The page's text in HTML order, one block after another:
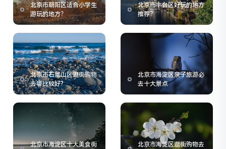
北京市朝阳区适合小学生
游玩的地方？
北京市丰台区好玩的地方
推荐？
北京市石景山区逛街购物
去哪比较好?
北京市海淀区亲子旅游必
去十大景点
北京市海淀区十大美食街
北京市海淀区逛街购物去